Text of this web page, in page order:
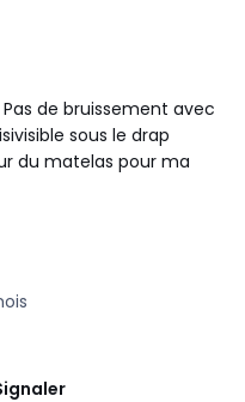
de bruissement avec
sous le drap
du matelas pour ma